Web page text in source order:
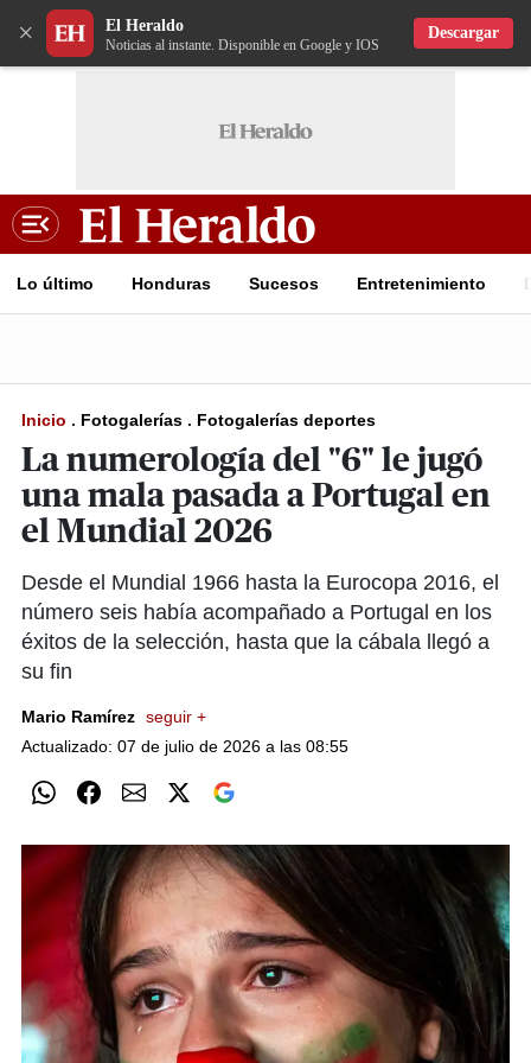
× El Heraldo
Noticias al instante. Disponible en Google y IOS
Descargar
Lo último Honduras Sucesos Entretenimiento
Inicio . Fotogalerías . Fotogalerías deportes
La numerología del "6" le jugó
una mala pasada a Portugal en
el Mundial 2026
Desde el Mundial 1966 hasta la Eurocopa 2016, el
número seis había acompañado a Portugal en los
éxitos de la selección, hasta que la cábala llegó a
su fin
Mario Ramírez seguir +
Actualizado: 07 de julio de 2026 a las 08:55